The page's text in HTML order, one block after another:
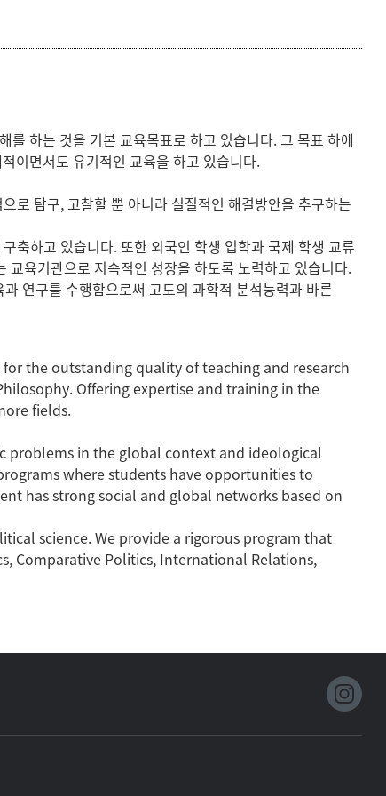
메뉴추가
하는 것을 기본 교육목표로 하고 있습니다. 그 목표 하에
이면서도 유기적인 교육을 하고 있습니다.
로 탐구, 고찰할 뿐 아니라 실질적인 해결방안을 추구하는
축하고 있습니다. 또한 외국인 학생 입학과 국제 학생 교류
육기관으로 지속적인 성장을 하도록 노력하고 있습니다.
연구를 수행함으로써 고도의 과학적 분석능력과 바른
the outstanding quality of teaching and research
Offering expertise and training in the
fields.
problems in the global context and ideological
where students have opportunities to
has strong social and global networks based on
science. We provide a rigorous program that
Comparative Politics, International Relations,